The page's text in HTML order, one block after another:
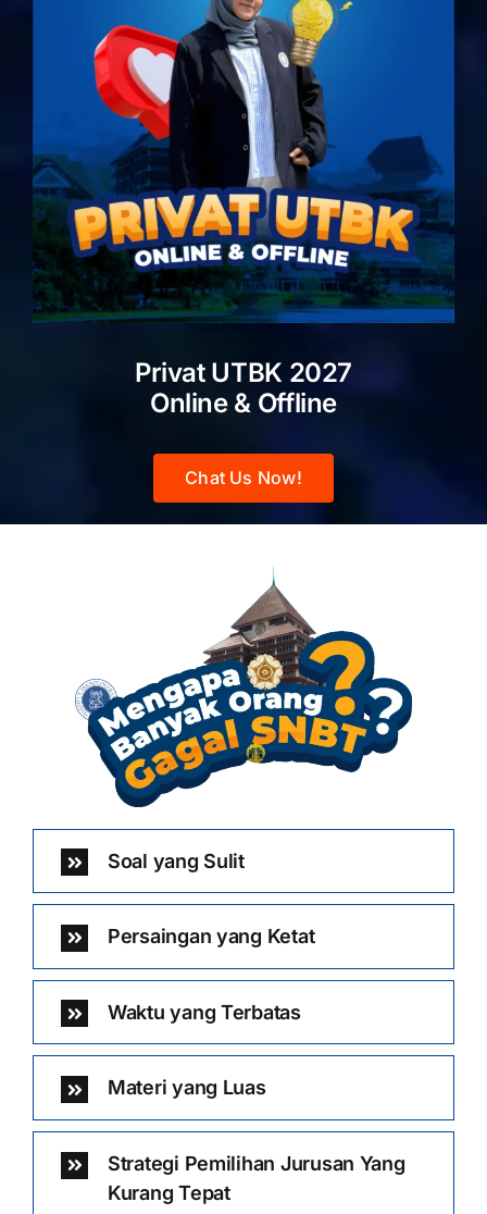
Privat UTBK 2027
Online & Offline
Chat Us Now!
Soal yang Sulit
Persaingan yang Ketat
Waktu yang Terbatas
Materi yang Luas
Strategi Pemilihan Jurusan Yang
Kurang Tepat